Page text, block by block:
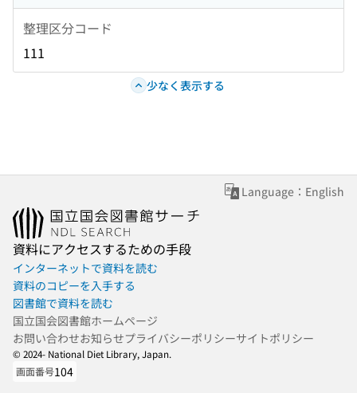
整理区分コード
111
少なく表示する
Language：English
資料にアクセスするための手段
インターネットで資料を読む
資料のコピーを入手する
図書館で資料を読む
国立国会図書館ホームページ
お問い合わせお知らせプライバシーポリシーサイトポリシー
© 2024- National Diet Library, Japan.
画面番号104